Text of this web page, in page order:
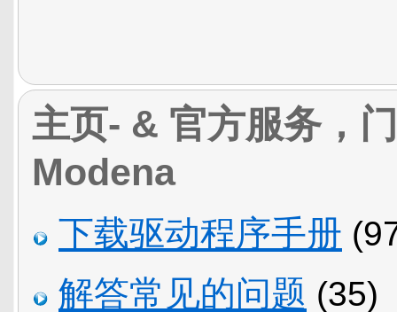
主页- & 官方服务，
Modena
下载驱动程序手册
解答常见的问题 (35)